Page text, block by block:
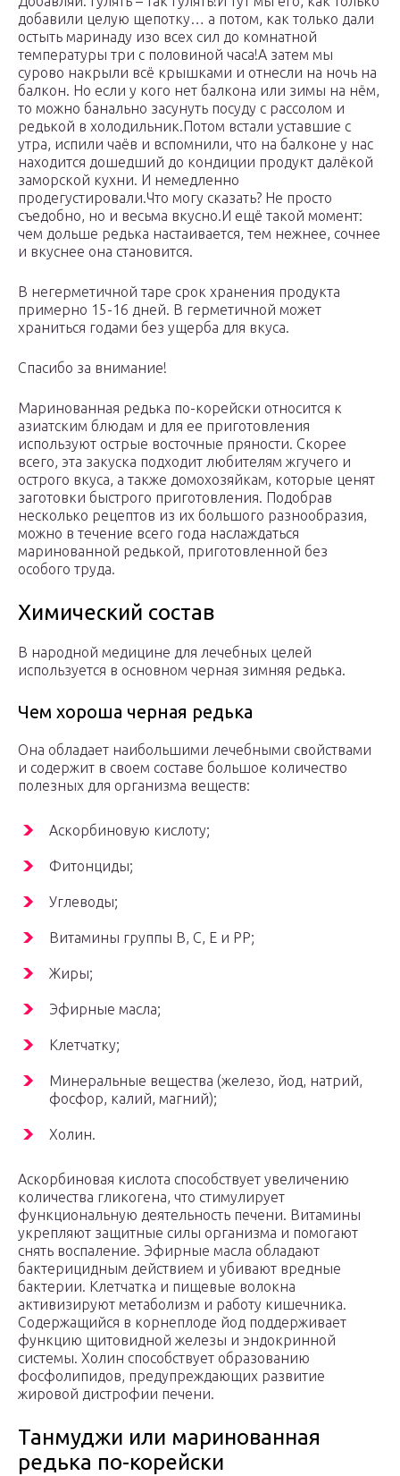
добавили целую щепотку… а потом, как только дали
остыть маринаду изо всех сил до комнатной
температуры три с половиной часа!А затем мы
сурово накрыли всё крышками и отнесли на ночь на
балкон. Но если у кого нет балкона или зимы на нём,
то можно банально засунуть посуду с рассолом и
редькой в холодильник.Потом встали уставшие с
утра, испили чаёв и вспомнили, что на балконе у нас
находится дошедший до кондиции продукт далёкой
заморской кухни. И немедленно
продегустировали.Что могу сказать? Не просто
съедобно, но и весьма вкусно.И ещё такой момент:
чем дольше редька настаивается, тем нежнее, сочнее
и вкуснее она становится.
В негерметичной таре срок хранения продукта
примерно 15-16 дней. В герметичной может
храниться годами без ущерба для вкуса.
Спасибо за внимание!
Маринованная редька по-корейски относится к
азиатским блюдам и для ее приготовления
используют острые восточные пряности. Скорее
всего, эта закуска подходит любителям жгучего и
острого вкуса, а также домохозяйкам, которые ценят
заготовки быстрого приготовления. Подобрав
несколько рецептов из их большого разнообразия,
можно в течение всего года наслаждаться
маринованной редькой, приготовленной без
особого труда.
Химический состав
В народной медицине для лечебных целей
используется в основном черная зимняя редька.
Чем хороша черная редька
Она обладает наибольшими лечебными свойствами
и содержит в своем составе большое количество
полезных для организма веществ:
Аскорбиновую кислоту;
Фитонциды;
Углеводы;
Витамины группы В, С, Е и РР;
Жиры;
Эфирные масла;
Клетчатку;
Минеральные вещества (железо, йод, натрий,
фосфор, калий, магний);
Холин.
Аскорбиновая кислота способствует увеличению
количества гликогена, что стимулирует
функциональную деятельность печени. Витамины
укрепляют защитные силы организма и помогают
снять воспаление. Эфирные масла обладают
бактерицидным действием и убивают вредные
бактерии. Клетчатка и пищевые волокна
активизируют метаболизм и работу кишечника.
Содержащийся в корнеплоде йод поддерживает
функцию щитовидной железы и эндокринной
системы. Холин способствует образованию
фосфолипидов, предупреждающих развитие
жировой дистрофии печени.
Танмуджи или маринованная
редька по-корейски